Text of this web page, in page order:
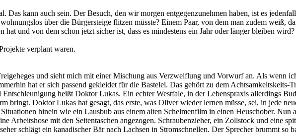
kann auch sein. Der Besuch, den wir morgen entgegenzunehmen haben, ist es
über die Bürgersteige flitzen müsste? Einem Paar, von dem man zudem weiß,
und von dem schon jetzt sicher ist, dass es mindestens ein Jahr oder länger bleiben wird?
verplant waren.
und sieht mich mit einer Mischung aus Verzweiflung und Vorwurf an. Als wenn
hat er sich passend gekleidet für die Bastelei. Das gehört zu dem Achtsamkeitskeits-
heißt Doktor Lukas. Ein echter Westfale, in der Lebenspraxis allerdings
bringt. Doktor Lukas hat gesagt, das erste, was Oliver wieder lernen müsse, sei, in jede
hinein wie ein Lausbub aus einem alten Schelmenfilm in einen Heuschober. Nun
Arbeitshose mit den Seitentaschen angezogen. Schraubenzieher, ein Zollstock und eine
schlägt ein kanadischer Bär nach Lachsen in Stromschnellen. Der Sprecher brummt so